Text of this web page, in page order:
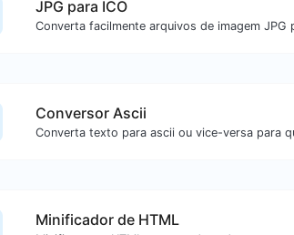
JPG para ICO
Conversor Ascii
Minificador de HTML